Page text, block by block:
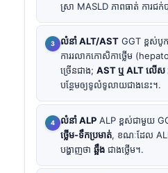
ស្រា MASLD ភាពធាត់ ការជក់ប
លំនាំ ALT/AST GGT ខ្ពស់បូ
ការរលាកកោសិកាថ្លើម
ច្រើនជាង; AST ឬ ALT លើស
បន្ថែមឲ្យទូលំទូលាយជាងនេះ។.
លំនាំ ALP ALP ខ្ពស់ជាមួយ
ថ្លើម-ទឹកប្រមាត់, ខណៈដែល
បង្ហាញថា ឆ្អឹង ជាងថ្លើម។.